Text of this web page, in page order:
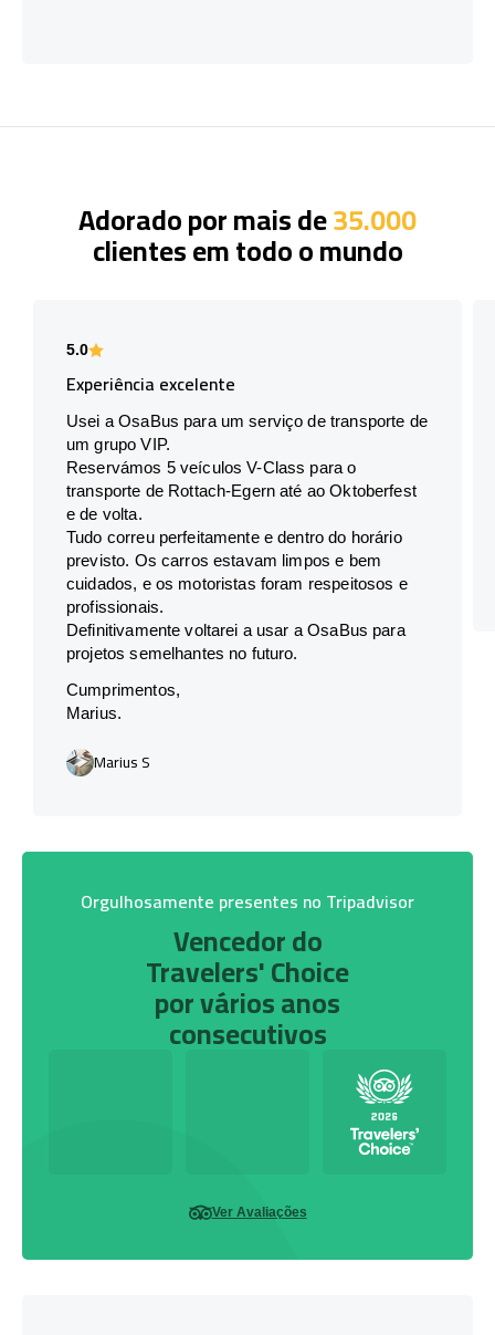
Adorado por mais de35.000
clientes em todo o mundo
5.0
Experiência excelente
Usei a OsaBus para um serviço de transporte de
um grupo VIP.
Reservámos 5 veículos V-Class para o
transporte de Rottach-Egern até ao Oktoberfest
e de volta.
Tudo correu perfeitamente e dentro do horário
previsto. Os carros estavam limpos e bem
cuidados, e os motoristas foram respeitosos e
profissionais.
Definitivamente voltarei a usar a OsaBus para
projetos semelhantes no futuro.
Cumprimentos,
Marius.
Marius S
Orgulhosamente presentes no Tripadvisor
Vencedor do
Travelers' Choice
por vários anos
consecutivos
Ver Avaliações